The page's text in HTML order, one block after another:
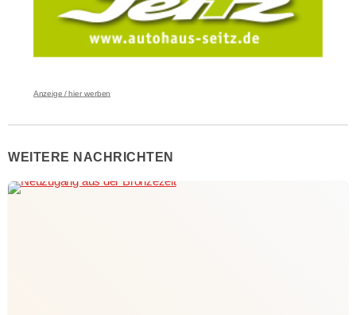
Anzeige / hier werben
WEITERE NACHRICHTEN